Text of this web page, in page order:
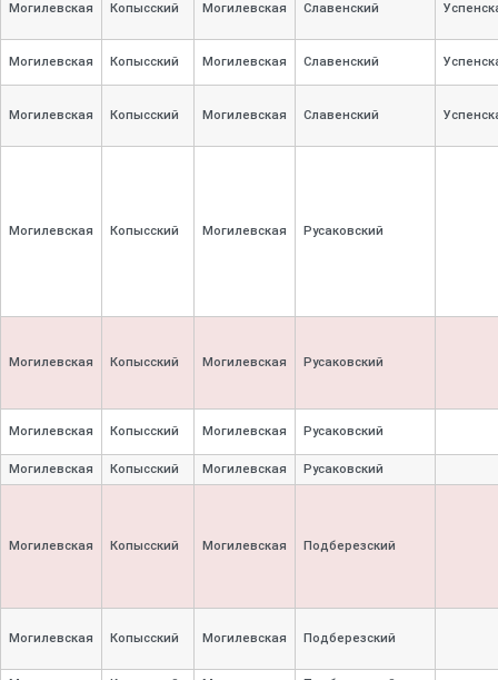
Могилевская Копысский Могилевская Славенский
Могилевская Копысский Могилевская Славенский
Могилевская Копысский Могилевская Славенский
Могилевская Копысский Могилевская Русаковский
Могилевская Копысский Могилевская Русаковский
Могилевская Копысский Могилевская Русаковский
Могилевская Копысский Могилевская Русаковский
Могилевская Копысский Могилевская Подберезский
Могилевская Копысский Могилевская Подберезский